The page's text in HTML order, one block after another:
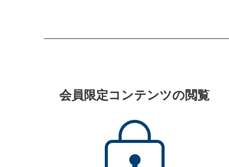
会員限定コンテンツの閲覧